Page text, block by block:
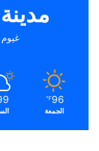
96
℉
الجمعة